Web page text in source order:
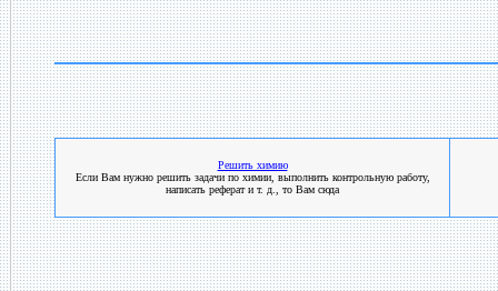
Решить химию
Если Вам нужно решить задачи по химии, выполнить контрольную работу,
написать реферат и т. д., то Вам сюда